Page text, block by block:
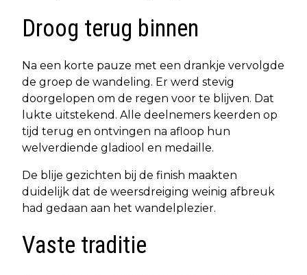
Droog terug binnen
Na een korte pauze met een drankje vervolgde
de groep de wandeling. Er werd stevig
doorgelopen om de regen voor te blijven. Dat
lukte uitstekend. Alle deelnemers keerden op
tijd terug en ontvingen na afloop hun
welverdiende gladiool en medaille.
De blije gezichten bij de finish maakten
duidelijk dat de weersdreiging weinig afbreuk
had gedaan aan het wandelplezier.
Vaste traditie